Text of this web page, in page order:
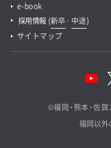
e-book
採用情報 (新卒･ 中途)
サイトマップ
©福岡・熊本・佐
福岡以外